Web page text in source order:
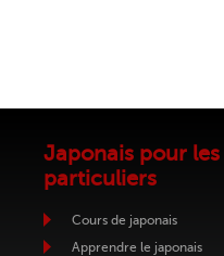
Japonais pour les
particuliers
Cours de japonais
Apprendre le japonais